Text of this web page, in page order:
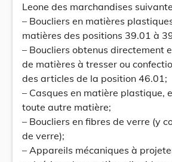
Leone des marchandises
– Boucliers en matières
matières des positions 39.01 à
– Boucliers obtenus directement
de matières à tresser ou
des articles de la position 46.01;
– Casques en matière plastique,
toute autre matière;
– Boucliers en fibres de verre (y
de verre);
– Appareils mécaniques à